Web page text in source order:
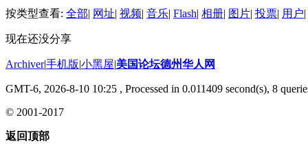
按类型查看: 全部| 网址| 视频| 音乐| Flash| 相册| 图片| 投票| 用户|
现在还没分享
Archiver|手机版|小黑屋|美国论坛德州华人网
GMT-6, 2026-8-10 10:25 , Processed in 0.011409 second(s), 8
© 2001-2017
返回顶部